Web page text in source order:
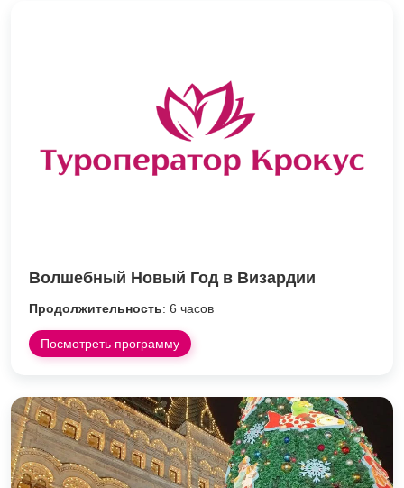
Волшебный Новый Год в Визардии
Продолжительность: 6 часов
Посмотреть программу